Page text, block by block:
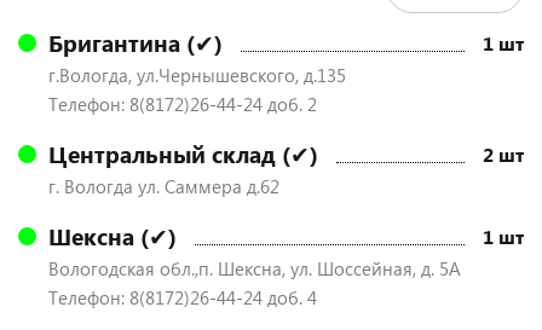
Бригантина (✔) 1 шт
г.Вологда, ул.Чернышевского, д.135
Телефон: 8(8172)26-44-24 доб. 2
Центральный склад (✔) 2 шт
г. Вологда ул. Саммера д.62
Шексна (✔) 1 шт
Вологодская обл.,п. Шексна, ул. Шоссейная, д. 5А
Телефон: 8(8172)26-44-24 доб. 4